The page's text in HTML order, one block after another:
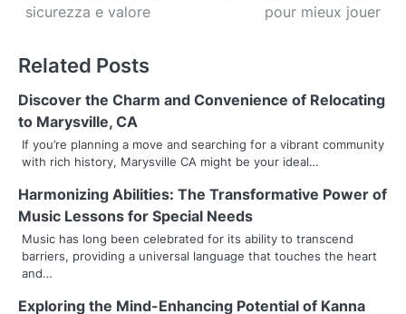
s
n
a
v
g
a
t
sicurezza e valore
pour mieux jouer
Related Posts
Discover the Charm and Convenience of Relocating
to Marysville, CA
If you’re planning a move and searching for a vibrant community
with rich history, Marysville CA might be your ideal…
Harmonizing Abilities: The Transformative Power of
Music Lessons for Special Needs
Music has long been celebrated for its ability to transcend
barriers, providing a universal language that touches the heart
and…
Exploring the Mind-Enhancing Potential of Kanna